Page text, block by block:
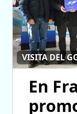
VISITA DEL
En